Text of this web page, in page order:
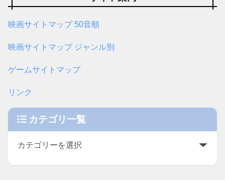
映画サイトマップ 50音順
映画サイトマップ ジャンル別
ゲームサイトマップ
リンク
カテゴリ一覧